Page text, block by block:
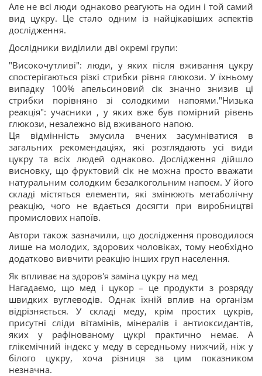
Але не всі люди однаково реагують на один і той самий
вид цукру. Це стало одним із найцікавіших аспектів
дослідження.
Дослідники виділили дві окремі групи:
"Високочутливі": люди, у яких після вживання цукру
спостерігаються різкі стрибки рівня глюкози. У їхньому
випадку 100% апельсиновий сік значно знизив ці
стрибки порівняно зі солодкими напоями."Низька
реакція": учасники , у яких вже був помірний рівень
глюкози, незалежно від вживаного напою.
Ця відмінність змусила вчених засумніватися в
загальних рекомендаціях, які розглядають усі види
цукру та всіх людей однаково. Дослідження дійшло
висновку, що фруктовий сік не можна просто вважати
натуральним солодким безалкогольним напоєм. У його
складі містяться елементи, які змінюють метаболічну
реакцію, чого не вдається досягти при виробництві
промислових напоїв.
Автори також зазначили, що дослідження проводилося
лише на молодих, здорових чоловіках, тому необхідно
додатково вивчити реакцію інших груп населення.
Як впливає на здоров'я заміна цукру на мед
Нагадаємо, що мед і цукор – це продукти з розряду
швидких вуглеводів. Однак їхній вплив на організм
відрізняється. У складі меду, крім простих цукрів,
присутні сліди вітамінів, мінералів і антиоксидантів,
яких у рафінованому цукрі практично немає. А
глікемічний індекс у меду в середньому нижчий, ніж у
білого цукру, хоча різниця за цим показником
незначна.